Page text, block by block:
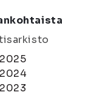
2025
2024
2023